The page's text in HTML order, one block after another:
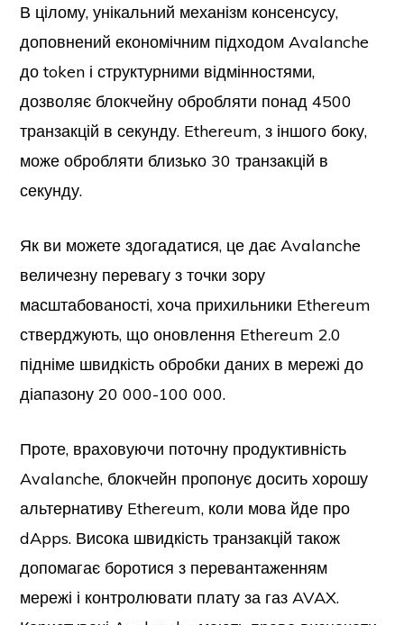
В цілому, унікальний механізм консенсусу,
доповнений економічним підходом Avalanche
до token і структурними відмінностями,
дозволяє блокчейну обробляти понад 4500
транзакцій в секунду. Ethereum, з іншого боку,
може обробляти близько 30 транзакцій в
секунду.
Як ви можете здогадатися, це дає Avalanche
величезну перевагу з точки зору
масштабованості, хоча прихильники Ethereum
стверджують, що оновлення Ethereum 2.0
підніме швидкість обробки даних в мережі до
діапазону 20 000-100 000.
Проте, враховуючи поточну продуктивність
Avalanche, блокчейн пропонує досить хорошу
альтернативу Ethereum, коли мова йде про
dApps. Висока швидкість транзакцій також
допомагає боротися з перевантаженням
мережі і контролювати плату за газ AVAX.